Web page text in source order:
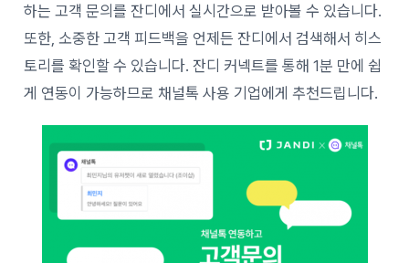
하는 고객 문의를 잔디에서 실시간으로 받아볼 수 있습니다.
또한, 소중한 고객 피드백을 언제든 잔디에서 검색해서 히스
토리를 확인할 수 있습니다. 잔디 커넥트를 통해 1분 만에 쉽
게 연동이 가능하므로 채널톡 사용 기업에게 추천드립니다.